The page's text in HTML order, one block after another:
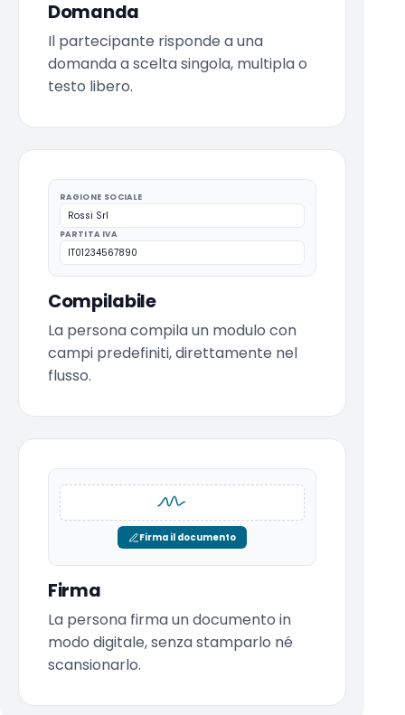
Domanda
Il partecipante risponde a una
domanda a scelta singola, multipla o
testo libero.
RAGIONE SOCIALE
Rossi Srl
PARTITA IVA
IT01234567890
Compilabile
La persona compila un modulo con
campi predefiniti, direttamente nel
flusso.
Firma il documento
Firma
La persona firma un documento in
modo digitale, senza stamparlo né
scansionarlo.